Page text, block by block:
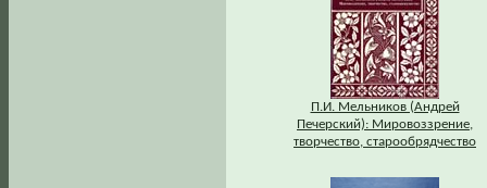
П.И. Мельников (Андрей
Печерский): Мировоззрение,
творчество, старообрядчество